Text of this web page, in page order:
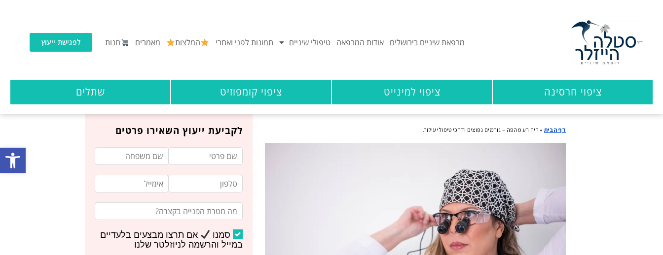
פתח
מרפאת שיניים בירושלים אודות המרפאה טיפולי שיניים תמונות לפני ואחרי המלצות מאמרים חנות לפגישת ייעוץ
ציפוי חרסינה ציפוי למינייט ציפוי קומפוזיט שתלים
דף הבית » ריח רע מהפה – גורמים נפוצים ודרכי טיפול יעילות לקביעת ייעוץ השאירו פרטים
סמנו
אם תרצו מבצעים בלעדיים
במייל והרשמה לניוזלטר שלנו